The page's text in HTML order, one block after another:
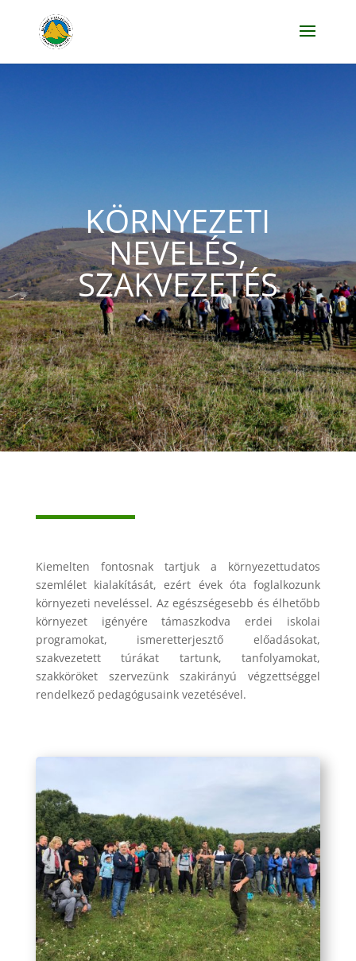
KÖRNYEZETI
NEVELÉS,
SZAKVEZETÉS
Kiemelten fontosnak tartjuk a környezettudatos
szemlélet kialakítását, ezért évek óta foglalkozunk
környezeti neveléssel. Az egészségesebb és élhetőbb
környezet igényére támaszkodva erdei iskolai
programokat, ismeretterjesztő előadásokat,
szakvezetett túrákat tartunk, tanfolyamokat,
szakköröket szervezünk szakirányú végzettséggel
rendelkező pedagógusaink vezetésével.